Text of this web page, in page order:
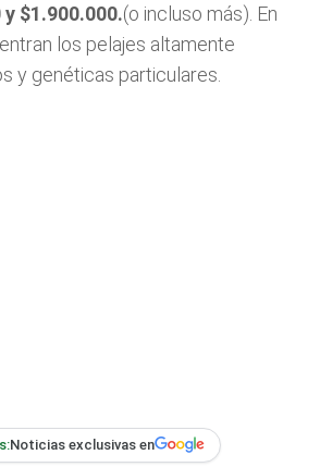
$1.900.000.(o incluso más). En
los pelajes altamente
y genéticas particulares.
Noticias exclusivas en